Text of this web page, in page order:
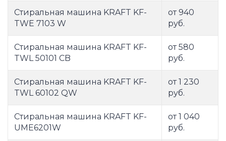
Стиральная машина KRAFT KF-
TWE 7103 W
от 940
руб.
Стиральная машина KRAFT KF-
TWL 50101 CB
от 580
руб.
Стиральная машина KRAFT KF-
TWL 60102 QW
от 1 230
руб.
Стиральная машина KRAFT KF-
UME6201W
от 1 040
руб.